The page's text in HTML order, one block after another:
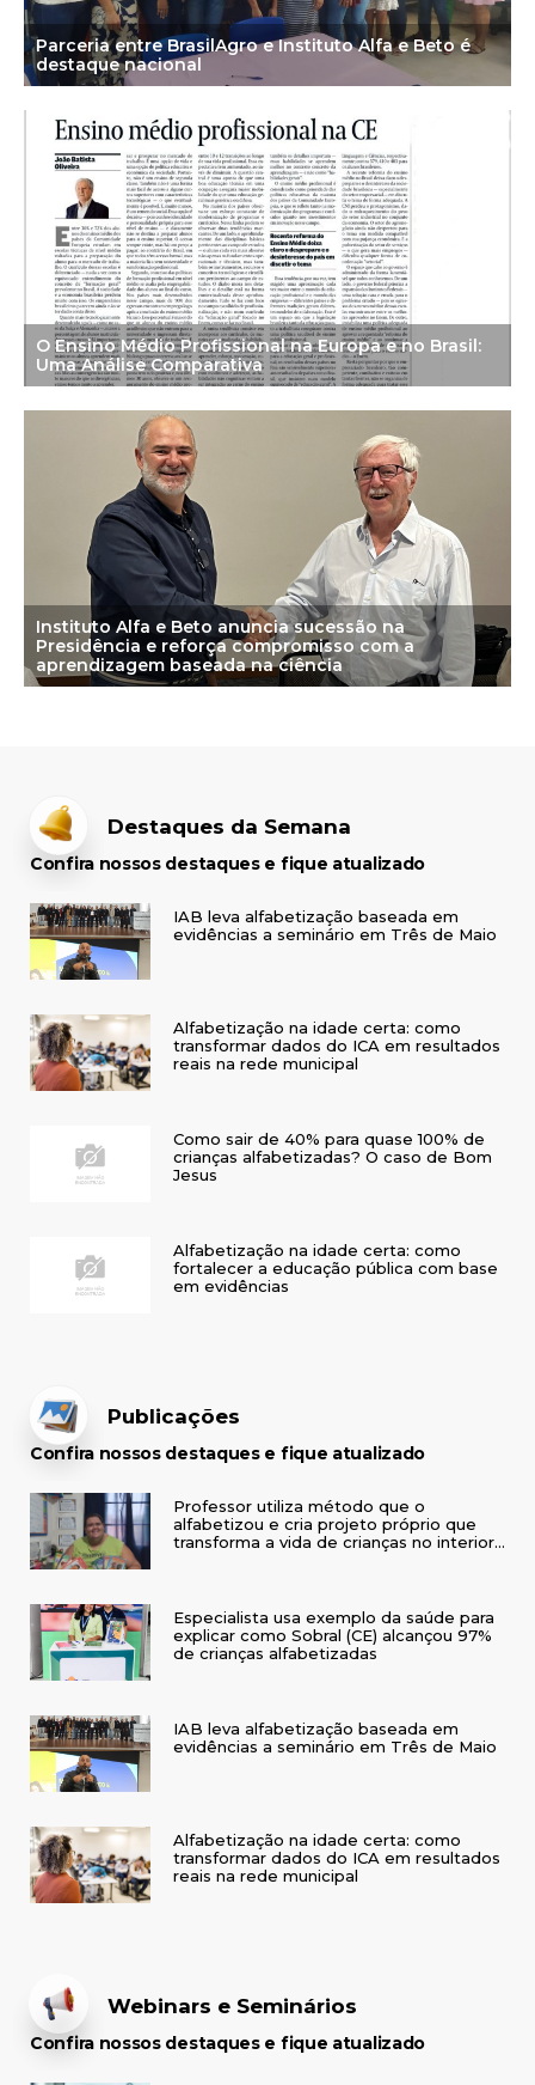
Parceria entre BrasilAgro e Instituto Alfa e Beto é
destaque nacional
O Ensino Médio Profissional na Europa e no Brasil:
Uma Análise Comparativa
Instituto Alfa e Beto anuncia sucessão na
Presidência e reforça compromisso com a
aprendizagem baseada na ciência
Destaques da Semana
Confira nossos destaques e fique atualizado
IAB leva alfabetização baseada em
evidências a seminário em Três de Maio
Alfabetização na idade certa: como
transformar dados do ICA em resultados
reais na rede municipal
Como sair de 40% para quase 100% de
crianças alfabetizadas? O caso de Bom
Jesus
Alfabetização na idade certa: como
fortalecer a educação pública com base
em evidências
Publicações
Confira nossos destaques e fique atualizado
Professor utiliza método que o
alfabetizou e cria projeto próprio que
transforma a vida de crianças no interior
Especialista usa exemplo da saúde para
explicar como Sobral (CE) alcançou 97%
de crianças alfabetizadas
IAB leva alfabetização baseada em
evidências a seminário em Três de Maio
Alfabetização na idade certa: como
transformar dados do ICA em resultados
reais na rede municipal
Webinars e Seminários
Confira nossos destaques e fique atualizado